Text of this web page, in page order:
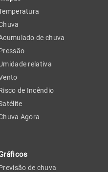
de chuva
relativa
de Incêndio
Agora
de chuva